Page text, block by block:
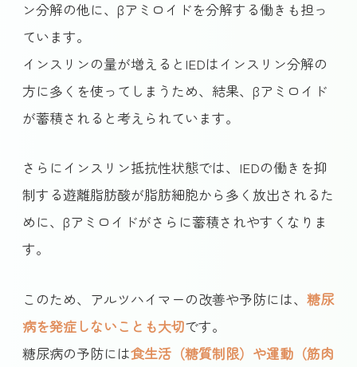
ン分解の他に、βアミロイドを分解する働きも担っ
ています。
インスリンの量が増えるとIEDはインスリン分解の
方に多くを使ってしまうため、結果、βアミロイド
が蓄積されると考えられています。
さらにインスリン抵抗性状態では、IEDの働きを抑
制する遊離脂肪酸が脂肪細胞から多く放出されるた
めに、βアミロイドがさらに蓄積されやすくなりま
す。
このため、アルツハイマーの改善や予防には、糖尿
病を発症しないことも大切です。
糖尿病の予防には食生活（糖質制限）や運動（筋肉